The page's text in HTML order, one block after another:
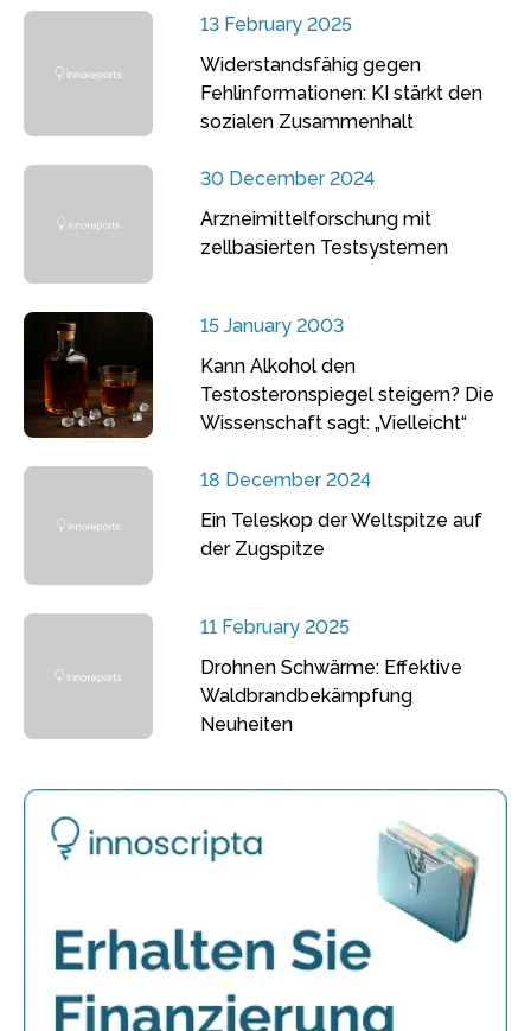
13 February 2025
Widerstandsfähig gegen
Fehlinformationen: KI stärkt den
sozialen Zusammenhalt
30 December 2024
Arzneimittelforschung mit
zellbasierten Testsystemen
15 January 2003
Kann Alkohol den
Testosteronspiegel steigern? Die
Wissenschaft sagt: „Vielleicht“
18 December 2024
Ein Teleskop der Weltspitze auf
der Zugspitze
11 February 2025
Drohnen Schwärme: Effektive
Waldbrandbekämpfung
Neuheiten